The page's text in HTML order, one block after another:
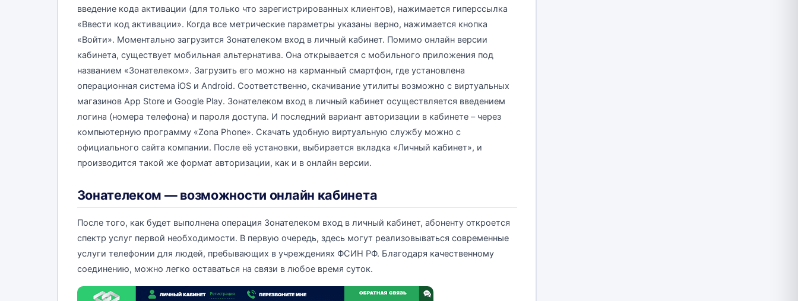
введение кода активации (для только что зарегистрированных клиентов), нажимается гиперссылка
«Ввести код активации». Когда все метрические параметры указаны верно, нажимается кнопка
«Войти». Моментально загрузится Зонателеком вход в личный кабинет. Помимо онлайн версии
кабинета, существует мобильная альтернатива. Она открывается с мобильного приложения под
названием «Зонателеком». Загрузить его можно на карманный смартфон, где установлена
операционная система iOS и Android. Соответственно, скачивание утилиты возможно с виртуальных
магазинов App Store и Google Play. Зонателеком вход в личный кабинет осуществляется введением
логина (номера телефона) и пароля доступа. И последний вариант авторизации в кабинете – через
компьютерную программу «Zona Phone». Скачать удобную виртуальную службу можно с
официального сайта компании. После её установки, выбирается вкладка «Личный кабинет», и
производится такой же формат авторизации, как и в онлайн версии.
Зонателеком — возможности онлайн кабинета
После того, как будет выполнена операция Зонателеком вход в личный кабинет, абоненту откроется
спектр услуг первой необходимости. В первую очередь, здесь могут реализовываться современные
услуги телефонии для людей, пребывающих в учреждениях ФСИН РФ. Благодаря качественному
соединению, можно легко оставаться на связи в любое время суток.